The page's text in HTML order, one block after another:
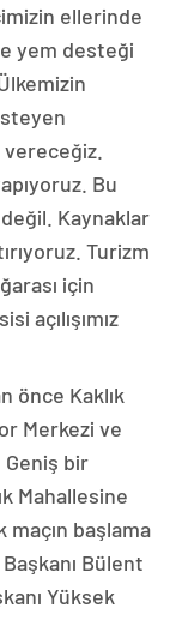
ellerinde
yem desteği
Bu
Kaynaklar
Turizm
için
açılışımız
önce Kaklık
Merkezi ve
Geniş bir
Mahallesine
maçın başlama
Bülent
Yüksek